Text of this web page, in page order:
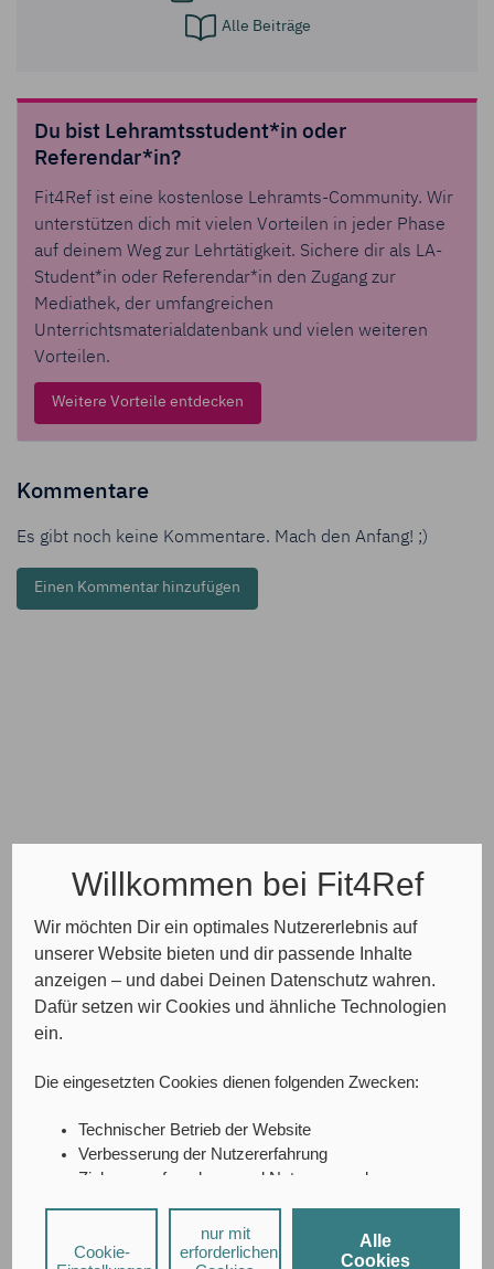
Willkommen bei Fit4Ref
Wir möchten Dir ein optimales Nutzererlebnis auf
unserer Website bieten und dir passende Inhalte
anzeigen – und dabei Deinen Datenschutz wahren.
Dafür setzen wir Cookies und ähnliche Technologien
ein.
Die eingesetzten Cookies dienen folgenden Zwecken:
Technischer Betrieb der Website
Verbesserung der Nutzererfahrung
Zielgruppenforschung und Nutzungsanalyse
Social-Media-Interaktionen
Personalisierte Werbung
Alle
Cookies
nur mit
erforderlichen
Cookie-
Alle Beiträge
Du bist Lehramtsstudent*in oder
Referendar*in?
Fit4Ref ist eine kostenlose Lehramts-Community. Wir
unterstützen dich mit vielen Vorteilen in jeder Phase
auf deinem Weg zur Lehrtätigkeit. Sichere dir als LA-
Student*in oder Referendar*in den Zugang zur
Mediathek, der umfangreichen
Unterrichtsmaterialdatenbank und vielen weiteren
Vorteilen.
Weitere Vorteile entdecken
Kommentare
Es gibt noch keine Kommentare. Mach den Anfang! ;)
Einen Kommentar hinzufügen